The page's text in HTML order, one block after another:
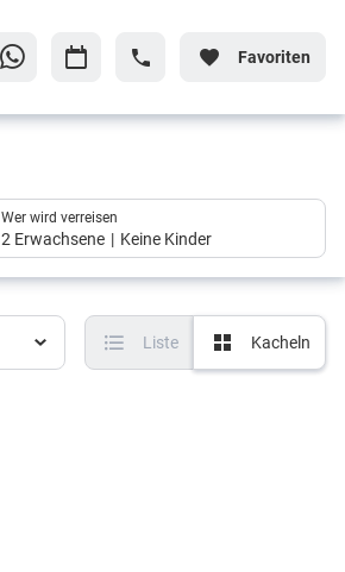
Favoriten
Wer wird verreisen
2 Erwachsene Keine Kinder
Liste Kacheln